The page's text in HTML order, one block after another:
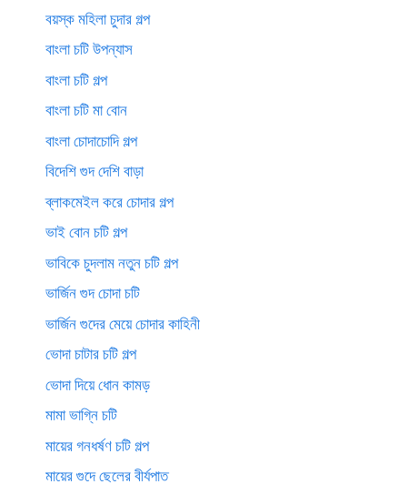
বয়স্ক মহিলা চুদার গল্প
বাংলা চটি উপন্যাস
বাংলা চটি গল্প
বাংলা চটি মা বোন
বাংলা চোদাচোদি গল্প
বিদেশি গুদ দেশি বাড়া
ব্লাকমেইল করে চোদার গল্প
ভাই বোন চটি গল্প
ভাবিকে চুদলাম নতুন চটি গল্প
ভার্জিন গুদ চোদা চটি
ভার্জিন গুদের মেয়ে চোদার কাহিনী
ভোদা চাটার চটি গল্প
ভোদা দিয়ে ধোন কামড়
মামা ভাগ্নি চটি
মায়ের গনধর্ষণ চটি গল্প
মায়ের গুদে ছেলের বীর্যপাত